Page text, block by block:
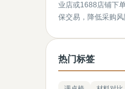
业店或1688店铺下
保交易，降低采购风
热门标签